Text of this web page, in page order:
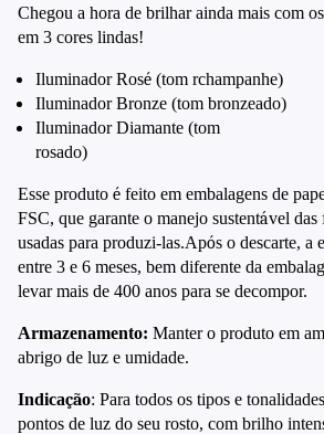
Chegou a hora de brilhar ainda mais com
em 3 cores lindas!
Iluminador Rosé (tom rchampanhe)
Iluminador Bronze (tom bronzeado)
Iluminador Diamante (tom
rosado)
Esse produto é feito em embalagens de
FSC, que garante o manejo sustentável das
usadas para produzi-las.Após o descarte, a
entre 3 e 6 meses, bem diferente da
levar mais de 400 anos para se decompor.
Armazenamento: Manter o produto em
abrigo de luz e umidade.
Indicação: Para todos os tipos e
pontos de luz do seu rosto, com brilho